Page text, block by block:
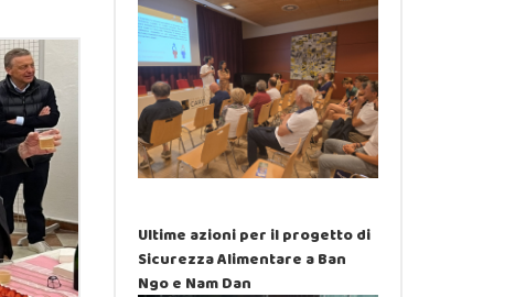
Ultime azioni per il progetto di
Sicurezza Alimentare a Ban
Ngo e Nam Dan